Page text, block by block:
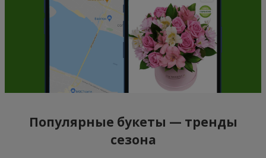
Популярные букеты — тренды
сезона